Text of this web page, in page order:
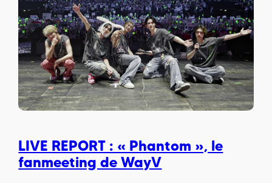
LIVE REPORT : « Phantom », le
fanmeeting de WayV